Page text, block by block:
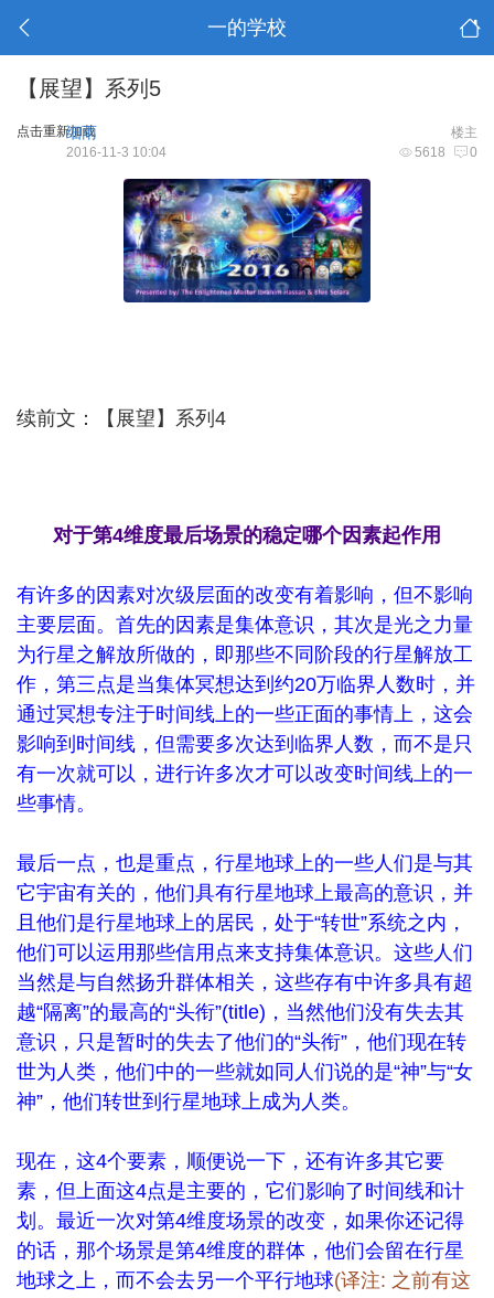
一的学校
【展望】系列5
点击重新加载 楼主
细雨
5618 0
2016-11-3 10:04
续前文： 【展望】系列4
对于第4维度最后场景的稳定哪个因素起作用
有许多的因素对次级层面的改变有着影响，但不影响
主要层面。首先的因素是集体意识，其次是光之力量
为行星之解放所做的，即那些不同阶段的行星解放工
作，第三点是当集体冥想达到约20万临界人数时，并
通过冥想专注于时间线上的一些正面的事情上，这会
影响到时间线，但需要多次达到临界人数，而不是只
有一次就可以，进行许多次才可以改变时间线上的一
些事情。
最后一点，也是重点，行星地球上的一些人们是与其
它宇宙有关的，他们具有行星地球上最高的意识，并
且他们是行星地球上的居民，处于“转世”系统之内，
他们可以运用那些信用点来支持集体意识。这些人们
当然是与自然扬升群体相关，这些存有中许多具有超
越“隔离”的最高的“头衔”(title)，当然他们没有失去其
意识，只是暂时的失去了他们的“头衔”，他们现在转
世为人类，他们中的一些就如同人们说的是“神”与“女
神”，他们转世到行星地球上成为人类。
现在，这4个要素，顺便说一下，还有许多其它要
素，但上面这4点是主要的，它们影响了时间线和计
划。最近一次对第4维度场景的改变，如果你还记得
的话，那个场景是第4维度的群体，他们会留在行星
地球之上，而不会去另一个平行地球(译注: 之前有这